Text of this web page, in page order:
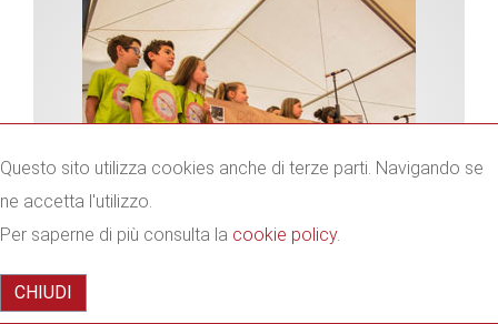
Questo sito utilizza cookies anche di terze parti. Navigando se
ne accetta l'utilizzo.
Per saperne di più consulta la cookie policy.
CHIUDI